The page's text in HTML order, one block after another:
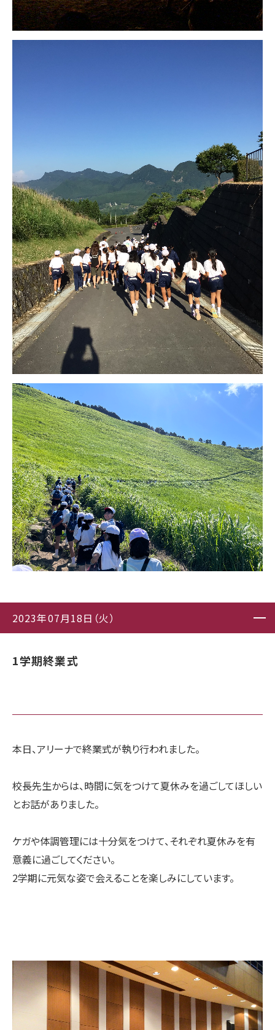
2023年07月18日（火）
1学期終業式
本日、アリーナで終業式が執り行われました。
校長先生からは、時間に気をつけて夏休みを過ごしてほしい
とお話がありました。
ケガや体調管理には十分気をつけて、それぞれ夏休みを有
意義に過ごしてください。
2学期に元気な姿で会えることを楽しみにしています。